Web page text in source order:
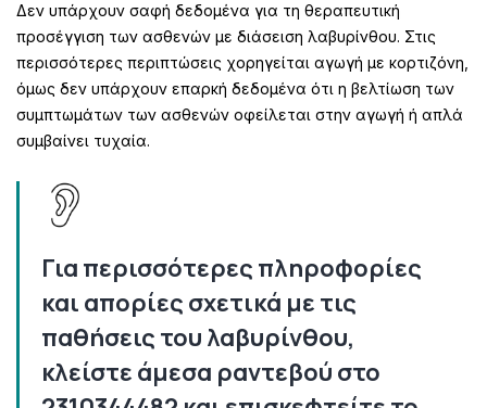
Δεν υπάρχουν σαφή δεδομένα για τη θεραπευτική
προσέγγιση των ασθενών με διάσειση λαβυρίνθου. Στις
περισσότερες περιπτώσεις χορηγείται αγωγή με κορτιζόνη,
όμως δεν υπάρχουν επαρκή δεδομένα ότι η βελτίωση των
συμπτωμάτων των ασθενών οφείλεται στην αγωγή ή απλά
συμβαίνει τυχαία.
Για περισσότερες πληροφορίες
και απορίες σχετικά με τις
παθήσεις του λαβυρίνθου,
κλείστε άμεσα ραντεβού στο